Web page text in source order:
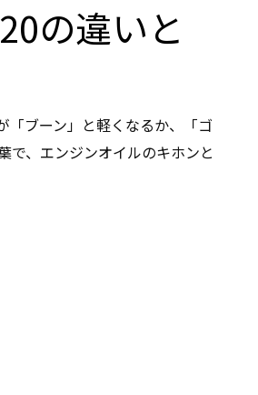
の違いと
「ブーン」と軽くなるか、「ゴ
で、エンジンオイルのキホンと